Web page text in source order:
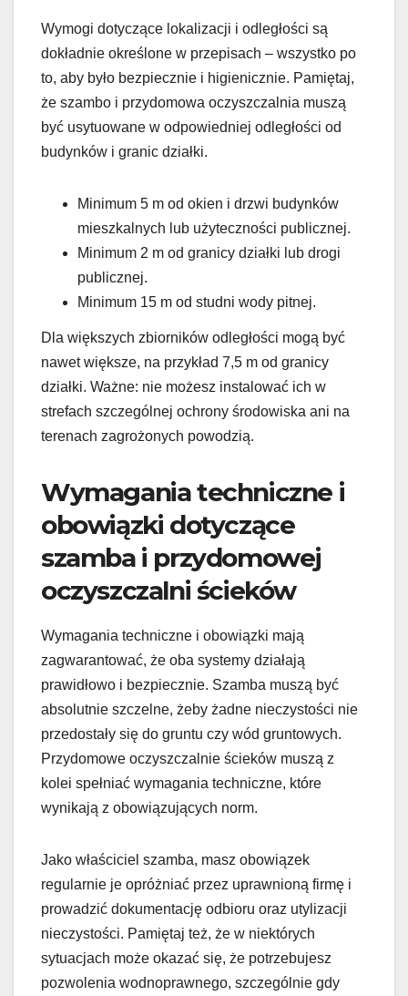
Wymogi dotyczące lokalizacji i odległości są
dokładnie określone w przepisach – wszystko po
to, aby było bezpiecznie i higienicznie. Pamiętaj,
że szambo i przydomowa oczyszczalnia muszą
być usytuowane w odpowiedniej odległości od
budynków i granic działki.
Minimum 5 m od okien i drzwi budynków
mieszkalnych lub użyteczności publicznej.
Minimum 2 m od granicy działki lub drogi
publicznej.
Minimum 15 m od studni wody pitnej.
Dla większych zbiorników odległości mogą być
nawet większe, na przykład 7,5 m od granicy
działki. Ważne: nie możesz instalować ich w
strefach szczególnej ochrony środowiska ani na
terenach zagrożonych powodzią.
Wymagania techniczne i
obowiązki dotyczące
szamba i przydomowej
oczyszczalni ścieków
Wymagania techniczne i obowiązki mają
zagwarantować, że oba systemy działają
prawidłowo i bezpiecznie. Szamba muszą być
absolutnie szczelne, żeby żadne nieczystości nie
przedostały się do gruntu czy wód gruntowych.
Przydomowe oczyszczalnie ścieków muszą z
kolei spełniać wymagania techniczne, które
wynikają z obowiązujących norm.
Jako właściciel szamba, masz obowiązek
regularnie je opróżniać przez uprawnioną firmę i
prowadzić dokumentację odbioru oraz utylizacji
nieczystości. Pamiętaj też, że w niektórych
sytuacjach może okazać się, że potrzebujesz
pozwolenia wodnoprawnego, szczególnie gdy